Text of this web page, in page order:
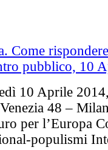
10 Aprile
48 –
per l’Europa
populismi